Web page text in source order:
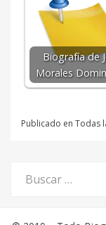
Biografía de
Morales
Publicado en Todas
por: